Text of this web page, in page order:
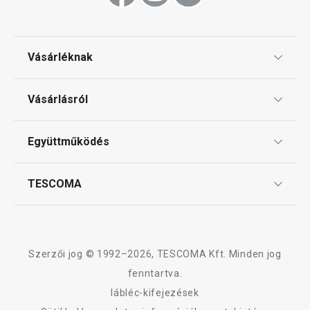
Vásárléknak
Gyakori kérdések
Vásárlásról
Reklamáció és termékvisszaküldés
Együttműködés
TESCOMA
Szerzői jog © 1992–2026, TESCOMA Kft. Minden jog
fenntartva.
lábléc-kifejezések